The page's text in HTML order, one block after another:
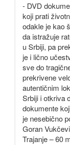
- DVD
koji prati
odakle je kao
da istražuje
u Srbiji, pa
je i lično
sve do
prekrivene
autentičnim
Srbiji i otkriva
dokumente
je nesebično
Goran
Trajanje – 60